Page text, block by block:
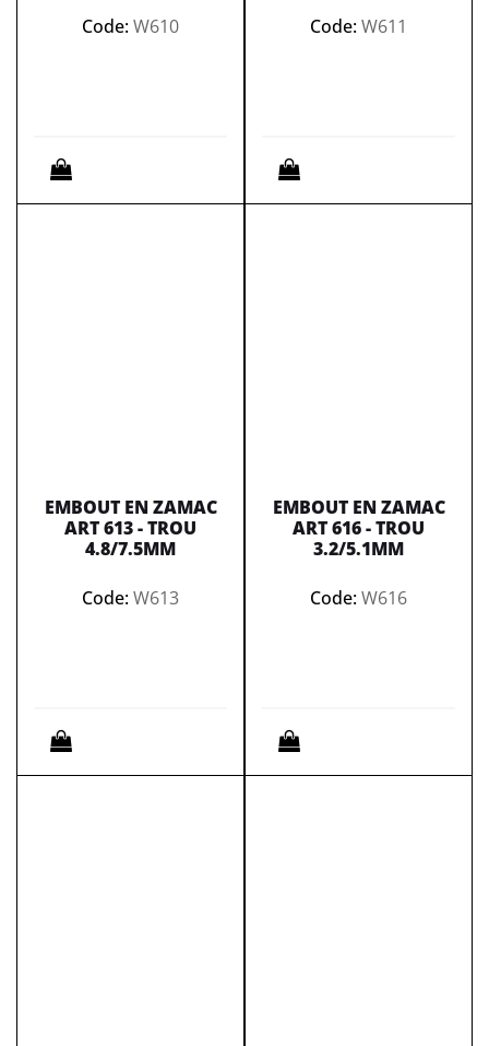
Code:W610
Quantità
Code:W611
Quantità
EMBOUT EN ZAMAC
ART 613 - TROU
4.8/7.5MM
Code:W613
Quantità
EMBOUT EN ZAMAC
ART 616 - TROU
3.2/5.1MM
Code:W616
Quantità